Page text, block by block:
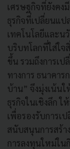
เศรษฐกิจที่ยังค
ธุรกิจที่เปลี่ยนแป
เทคโนโลยีและน
บริบทโลกที่ใส่ใจ
ขึ้น รวมถึงการเ
ทางการ ธนาคา
บ้าน” จึงมุ่งเน้น
ธุรกิจในเชิงลึก
เพื่อรองรับการเ
สนับสนุนการสร้า
การลงทุนใหม่ใน